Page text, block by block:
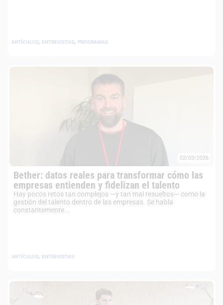
ARTÍCULOS, ENTREVISTAS, PROGRAMAS
02/03/2026
Bether: datos reales para transformar cómo las
empresas entienden y fidelizan el talento
Hay pocos retos tan complejos —y tan mal resueltos— como la
gestión del talento dentro de las empresas. Se habla
constantemente...
ARTÍCULOS, ENTREVISTAS